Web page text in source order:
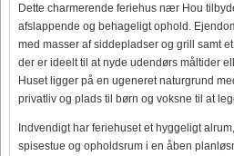
Dette charmerende feriehus nær Hou
afslappende og behageligt ophold.
med masser af siddepladser og grill samt
der er ideelt til at nyde udendørs måltider
Huset ligger på en ugeneret naturgrund
privatliv og plads til børn og voksne til at
Indvendigt har feriehuset et hyggeligt
spisestue og opholdsrum i en åben